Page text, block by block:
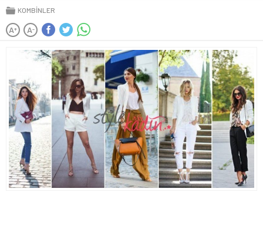
KOMBINLER
A+ A-